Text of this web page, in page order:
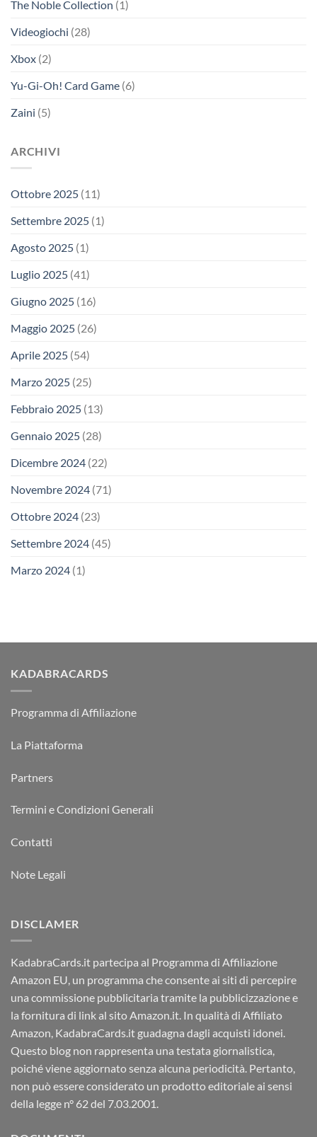
The Noble Collection (1)
Videogiochi (28)
Xbox (2)
Yu-Gi-Oh! Card Game (6)
Zaini (5)
ARCHIVI
Ottobre 2025 (11)
Settembre 2025 (1)
Agosto 2025 (1)
Luglio 2025 (41)
Giugno 2025 (16)
Maggio 2025 (26)
Aprile 2025 (54)
Marzo 2025 (25)
Febbraio 2025 (13)
Gennaio 2025 (28)
Dicembre 2024 (22)
Novembre 2024 (71)
Ottobre 2024 (23)
Settembre 2024 (45)
Marzo 2024 (1)
KADABRACARDS
Programma di Affiliazione
La Piattaforma
Partners
Termini e Condizioni Generali
Contatti
Note Legali
DISCLAMER
KadabraCards.it partecipa al Programma di Affiliazione
Amazon EU, un programma che consente ai siti di percepire
una commissione pubblicitaria tramite la pubblicizzazione e
la fornitura di link al sito Amazon.it. In qualità di Affiliato
Amazon, KadabraCards.it guadagna dagli acquisti idonei.
Questo blog non rappresenta una testata giornalistica,
poiché viene aggiornato senza alcuna periodicità. Pertanto,
non può essere considerato un prodotto editoriale ai sensi
della legge n° 62 del 7.03.2001.